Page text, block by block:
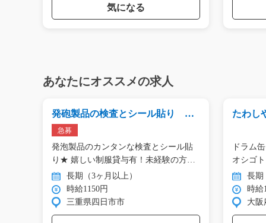
気になる
あなたにオススメの求人
発砲製品の検査とシール貼り 空
調完備/i01_00878
急募
発泡製品のカンタンな検査とシール貼
り★ 嬉しい制服貸与有！未経験の方
で… 長期（3ヶ月以上）
時給1150円
三重県四日市市
たわし
ドラム
オシゴ
り… 長期
時給
大阪